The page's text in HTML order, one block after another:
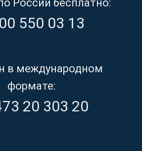
России бесплатно:
550 03 13
в международном
формате:
20 303 20